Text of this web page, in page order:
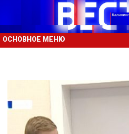
ОСНОВНОЕ МЕНЮ